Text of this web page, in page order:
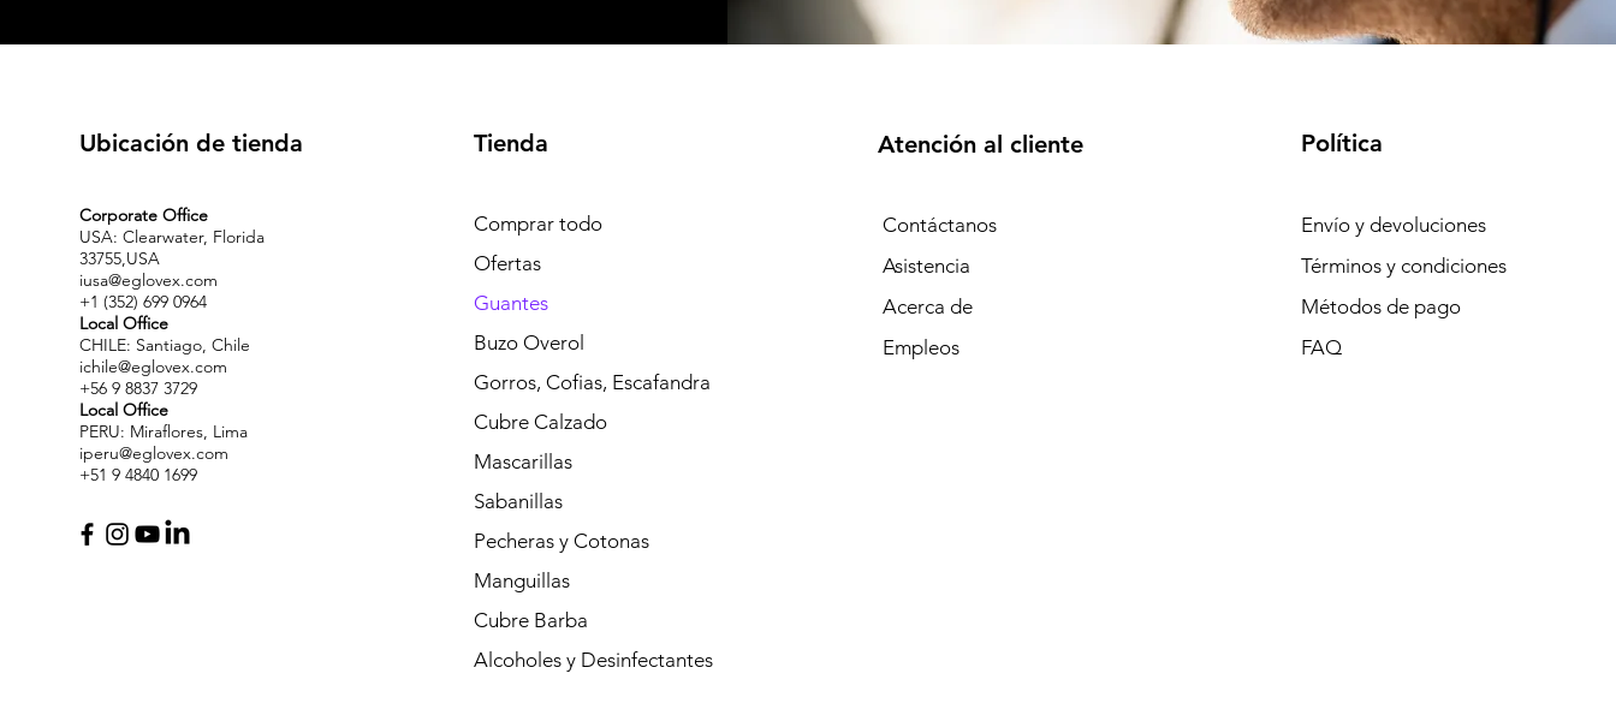
Ubicación de tienda
Corporate Office
USA: Clearwater, Florida
33755,USA
iusa@eglovex.com
+1 (352) 699 0964
Local Office
CHILE: Santiago, Chile
ichile@eglovex.com
+56 9 8837 3729
Local Office
PERU: Miraflores, Lima
iperu@eglovex.com
+51 9 4840 1699
Tienda
Comprar todo
Ofertas
Guantes
Buzo Overol
Gorros, Cofias, Escafandra
Cubre Calzado
Mascarillas
Sabanillas
Pecheras y Cotonas
Manguillas
Cubre Barba
Alcoholes y Desinfectantes
Atención al cliente
Contáctanos
Asistencia
Acerca de
Empleos
Política
Envío y devoluciones
Términos y condiciones
Métodos de pago
FAQ